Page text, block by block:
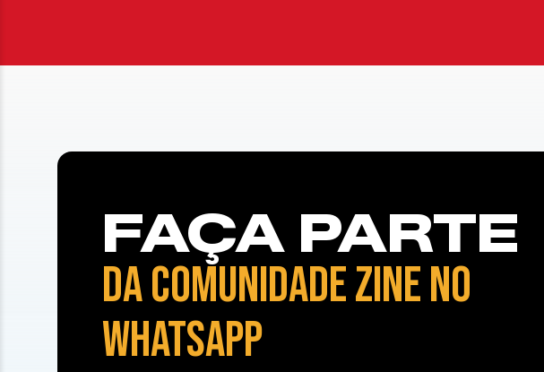
FAÇA PARTE
DA COMUNIDADE ZINE NO
WHATSAPP